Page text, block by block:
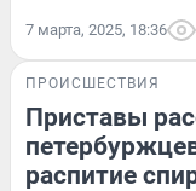
7 марта, 2025, 18:36
ПРОИСШЕСТВИЯ
Приставы
распитие